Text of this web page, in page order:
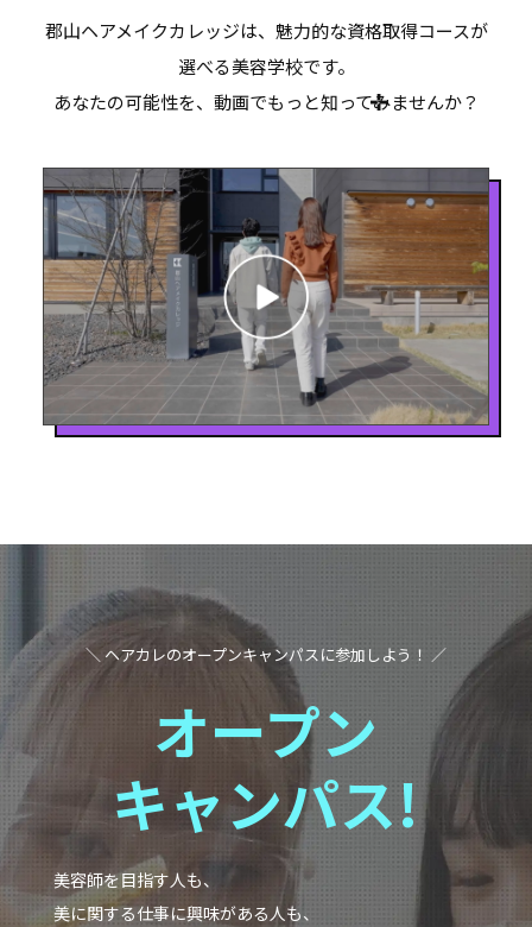
郡山ヘアメイクカレッジは、魅力的な資格取得コースが
選べる美容学校です。
あなたの可能性を、動画でもっと知ってみませんか？
＼ ヘアカレのオープンキャンパスに参加しよう！ ／
オープン
キャンパス!
美容師を目指す人も、
美に関する仕事に興味がある人も、